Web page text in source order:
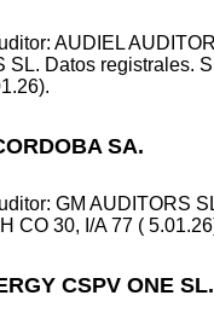
AUDIEL
SL. Datos registrales.
SA.
GM AUDITORS
CO 30, I/A 77 (
CSPV ONE SL.